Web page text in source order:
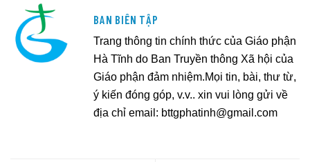
BAN BIÊN TẬP
Trang thông tin chính thức của Giáo phận
Hà Tĩnh do Ban Truyền thông Xã hội của
Giáo phận đảm nhiệm.Mọi tin, bài, thư từ,
ý kiến đóng góp, v.v.. xin vui lòng gửi về
địa chỉ email: bttgphatinh@gmail.com